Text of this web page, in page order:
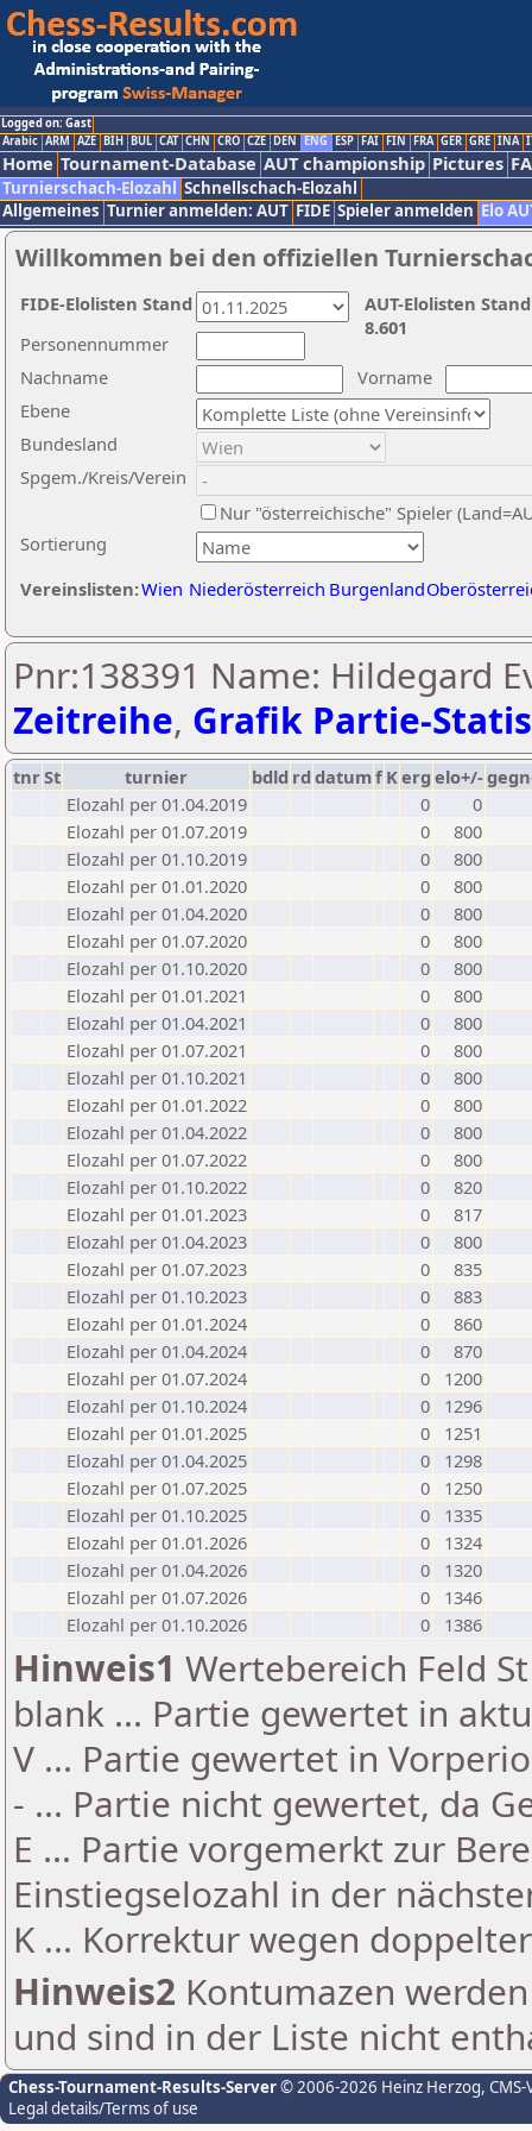
Logged on: Gast
Arabic ARM AZE BIH BUL CAT CHN CRO CZE DEN ENG ESP FAI FIN FRA GER GRE INA
Home Tournament-Database AUT championship Pictures
Turnierschach-Elozahl Schnellschach-Elozahl
Allgemeines Turnier anmelden: AUT FIDE Spieler anmelden Elo
Willkommen bei den offiziellen
Nachname
Vorname
Ebene
Sortierung
Personennummer
Bundesland
Spgem./Kreis/Verein
Nur "österreichische" Spieler
Vereinslisten:Wien Niederösterreich Burgenland
AUT-Elolisten
8.601
FIDE-Elolisten Stand
Pnr:138391 Name: Hildegard
Zeitreihe, Grafik Partie-
tnrSt turnier bdld rd datumf Kerg elo+/-
Elozahl per 01.04.2019
0
0
Elozahl per 01.07.2019
0
800
Elozahl per 01.10.2019
0
800
Elozahl per 01.01.2020
0
800
Elozahl per 01.04.2020
0
800
Elozahl per 01.07.2020
0
800
Elozahl per 01.10.2020
0
800
Elozahl per 01.01.2021
0
800
Elozahl per 01.04.2021
0
800
Elozahl per 01.07.2021
0
800
Elozahl per 01.10.2021
0
800
Elozahl per 01.01.2022
0
800
Elozahl per 01.04.2022
0
800
Elozahl per 01.07.2022
0
800
Elozahl per 01.10.2022
0
820
Elozahl per 01.01.2023
0
817
Elozahl per 01.04.2023
0
800
Elozahl per 01.07.2023
0
835
Elozahl per 01.10.2023
0
883
Elozahl per 01.01.2024
0
860
Elozahl per 01.04.2024
0
870
Elozahl per 01.07.2024
0
1200
Elozahl per 01.10.2024
0
1296
Elozahl per 01.01.2025
0
1251
Elozahl per 01.04.2025
0
1298
Elozahl per 01.07.2025
0
1250
Elozahl per 01.10.2025
0
1335
Elozahl per 01.01.2026
0
1324
Elozahl per 01.04.2026
0
1320
Elozahl per 01.07.2026
0
1346
Elozahl per 01.10.2026
0 1386
Hinweis1 Wertebereich Feld
blank ... Partie gewertet in
V ... Partie gewertet in
- ... Partie nicht gewertet, da
E ... Partie vorgemerkt zur
Einstiegselozahl in der
K ... Korrektur wegen
Hinweis2 Kontumazen
und sind in der Liste nicht
Chess-Tournament-Results-Server© 2006-2026 Heinz Herzog,
Legal details/Terms of use